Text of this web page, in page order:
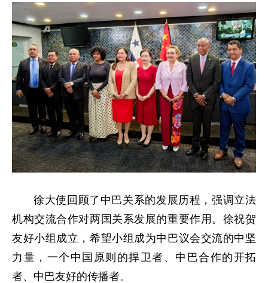
徐大使回顾了中巴关系的发展历程，强调立法
机构交流合作对两国关系发展的重要作用。徐祝贺
友好小组成立，希望小组成为中巴议会交流的中坚
力量，一个中国原则的捍卫者、中巴合作的开拓
者、中巴友好的传播者。